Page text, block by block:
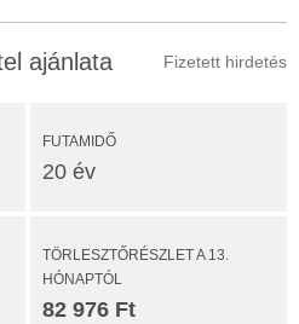
ajánlata Fizetett hirdetés
FUTAMIDŐ
20 év
TÖRLESZTŐRÉSZLET A 13.
HÓNAPTÓL
82 976 Ft